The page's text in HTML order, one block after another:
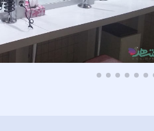
پزشکی و درمان